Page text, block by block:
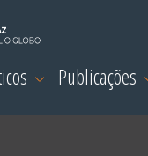
Publicações